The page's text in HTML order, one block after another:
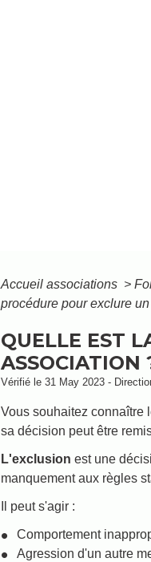
Accueil associations >
procédure pour exclure
QUELLE EST
ASSOCIATION
Vérifié le 31 May 2023 -
Vous souhaitez connaître
sa décision peut être
L'exclusion est une
manquement aux règles
Il peut s'agir :
Comportement
Agression d'un autre